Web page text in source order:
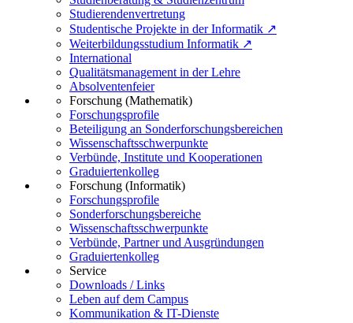
Studierendenvertretung
Studentische Projekte in der Informatik ↗
Weiterbildungsstudium Informatik ↗
International
Qualitätsmanagement in der Lehre
Absolventenfeier
Forschung (Mathematik)
Forschungsprofile
Beteiligung an Sonderforschungsbereichen
Wissenschaftsschwerpunkte
Verbünde, Institute und Kooperationen
Graduiertenkolleg
Forschung (Informatik)
Forschungsprofile
Sonderforschungsbereiche
Wissenschaftsschwerpunkte
Verbünde, Partner und Ausgründungen
Graduiertenkolleg
Service
Downloads / Links
Leben auf dem Campus
Kommunikation & IT-Dienste